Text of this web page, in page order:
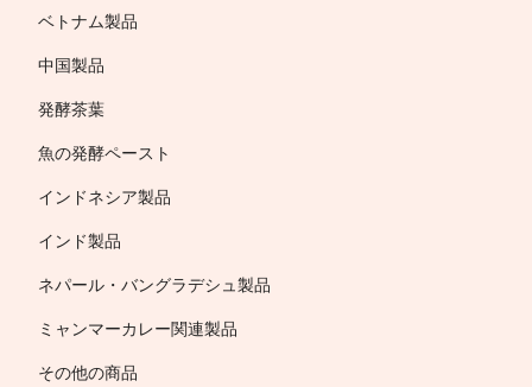
ベトナム製品
中国製品
発酵茶葉
魚の発酵ペースト
インドネシア製品
インド製品
ネパール・バングラデシュ製品
ミャンマーカレー関連製品
その他の商品